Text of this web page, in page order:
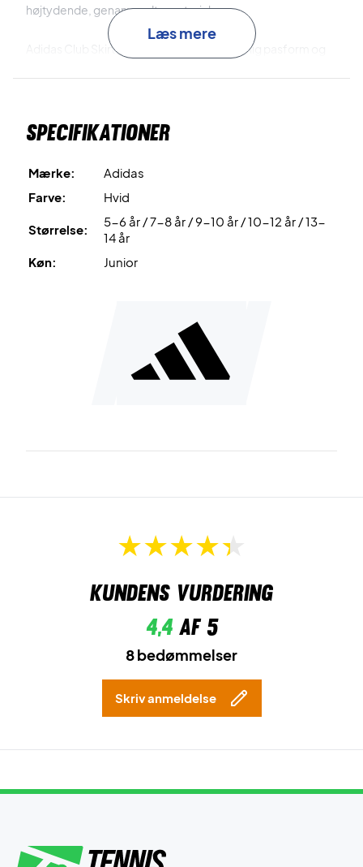
højtydende, genanvendte materialer.
Adidas Club Skirt kommer med en almindelig pasform og
Adidas nr.: GK8169
Læs mere
Specifikationer
Mærke:
Adidas
Farve:
Hvid
Størrelse:
5-6 år / 7-8 år / 9-10 år / 10-12 år / 13-
14 år
Køn:
Junior
Kundens vurdering
4,4af 5
8 bedømmelser
Skriv anmeldelse